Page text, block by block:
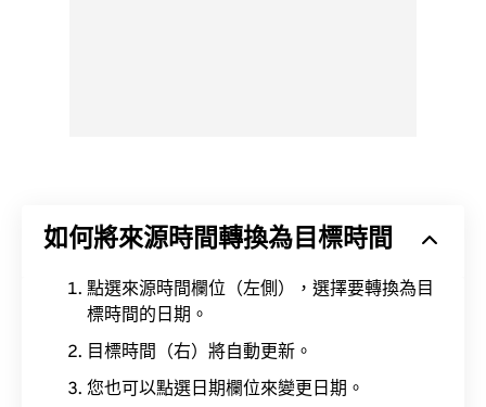
如何將來源時間轉換為目標時間
點選來源時間欄位（左側），選擇要轉換為目
標時間的日期。
目標時間（右）將自動更新。
您也可以點選日期欄位來變更日期。